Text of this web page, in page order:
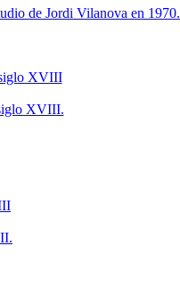
de Jordi Vilanova en 1970.
siglo XVIII
XVIII.